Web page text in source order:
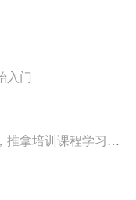
入门
训课程学习效果分享